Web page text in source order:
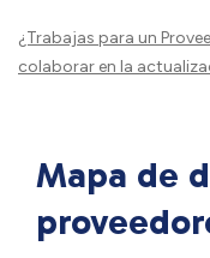
¿Trabajas para un
colaborar en la
Mapa de